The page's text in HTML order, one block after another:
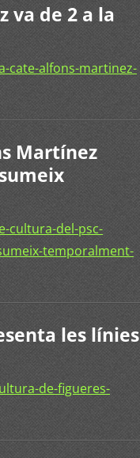
va de 2 a la
cate-alfons-martinez-
Martínez
cultura-del-psc-
temporalment-
les línies
de-figueres-